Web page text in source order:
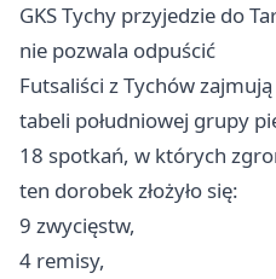
GKS Tychy przyjedzie do
nie pozwala odpuścić
Futsaliści z Tychów
tabeli południowej grupy
18 spotkań, w których
ten dorobek złożyło się:
9 zwycięstw,
4 remisy,